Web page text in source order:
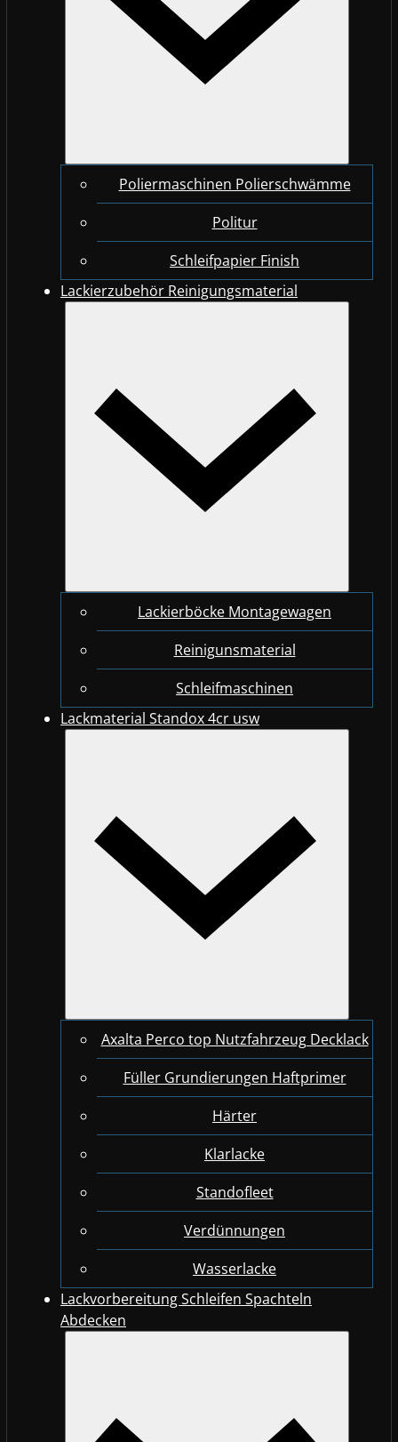
Poliermaschinen Polierschwämme
Politur
Schleifpapier Finish
Lackierzubehör Reinigungsmaterial
Lackierböcke Montagewagen
Reinigunsmaterial
Schleifmaschinen
Lackmaterial Standox 4cr usw
Axalta Perco top Nutzfahrzeug Decklack
Füller Grundierungen Haftprimer
Härter
Klarlacke
Standofleet
Verdünnungen
Wasserlacke
Lackvorbereitung Schleifen Spachteln
Abdecken